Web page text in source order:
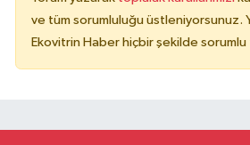
ve tüm sorumluluğu üstleniyorsunuz.
Ekovitrin Haber hiçbir şekilde